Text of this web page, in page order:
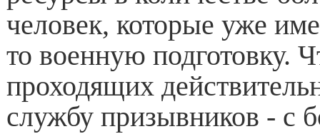
человек, которые уже
то военную подготовку.
проходящих
службу призывников - с